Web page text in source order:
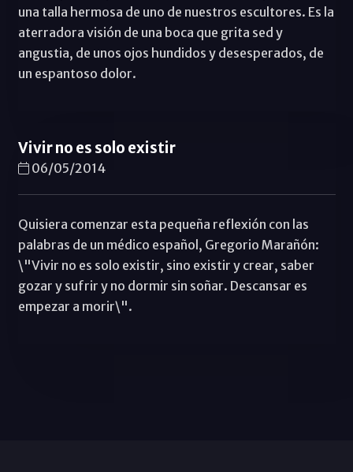
una talla hermosa de uno de nuestros escultores. Es la
aterradora visión de una boca que grita sed y
angustia, de unos ojos hundidos y desesperados, de
un espantoso dolor.
Vivir no es solo existir
06/05/2014
Quisiera comenzar esta pequeña reflexión con las
palabras de un médico español, Gregorio Marañón:
\"Vivir no es solo existir, sino existir y crear, saber
gozar y sufrir y no dormir sin soñar. Descansar es
empezar a morir\".